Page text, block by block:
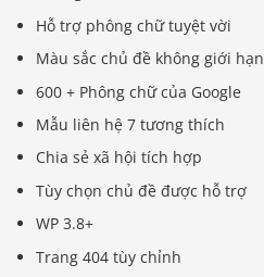
Hỗ trợ phông chữ tuyệt vời
Màu sắc chủ đề không giới hạn
600 + Phông chữ của Google
Mẫu liên hệ 7 tương thích
Chia sẻ xã hội tích hợp
Tùy chọn chủ đề được hỗ trợ
WP 3.8+
Trang 404 tùy chỉnh